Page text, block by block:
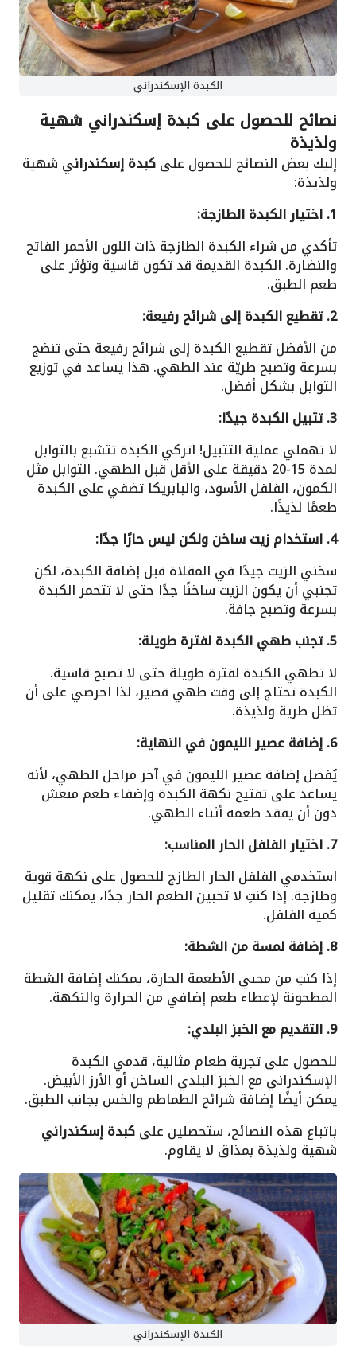
الكبدة الإسكندراني
نصائح للحصول على كبدة إسكندراني شهية
ولذيذة
إليك بعض النصائح للحصول علىكبدة إسكندراني شهية
ولذيذة:
1. اختيار الكبدة الطازجة:
تأكدي من شراء الكبدة الطازجة ذات اللون الأحمر الفاتح
والنضارة. الكبدة القديمة قد تكون قاسية وتؤثر على
طعم الطبق.
2. تقطيع الكبدة إلى شرائح رفيعة:
من الأفضل تقطيع الكبدة إلى شرائح رفيعة حتى تنضج
بسرعة وتصبح طريّة عند الطهي. هذا يساعد في توزيع
التوابل بشكل أفضل.
3. تتبيل الكبدة جيدًا:
لا تهملي عملية التتبيل! اتركي الكبدة تتشبع بالتوابل
لمدة 15-20 دقيقة على الأقل قبل الطهي. التوابل مثل
الكمون، الفلفل الأسود، والبابريكا تضفي على الكبدة
طعمًا لذيذًا.
4. استخدام زيت ساخن ولكن ليس حارًا جدًا:
سخني الزيت جيدًا في المقلاة قبل إضافة الكبدة، لكن
تجنبي أن يكون الزيت ساخنًا جدًا حتى لا تتحمر الكبدة
بسرعة وتصبح جافة.
5. تجنب طهي الكبدة لفترة طويلة:
لا تطهي الكبدة لفترة طويلة حتى لا تصبح قاسية.
الكبدة تحتاج إلى وقت طهي قصير، لذا احرصي على أن
تظل طرية ولذيذة.
6. إضافة عصير الليمون في النهاية:
يُفضل إضافة عصير الليمون في آخر مراحل الطهي، لأنه
يساعد على تفتيح نكهة الكبدة وإضفاء طعم منعش
دون أن يفقد طعمه أثناء الطهي.
7. اختيار الفلفل الحار المناسب:
استخدمي الفلفل الحار الطازج للحصول على نكهة قوية
وطازجة. إذا كنتِ لا تحبين الطعم الحار جدًا، يمكنك تقليل
كمية الفلفل.
8. إضافة لمسة من الشطة:
إذا كنتِ من محبي الأطعمة الحارة، يمكنك إضافة الشطة
المطحونة لإعطاء طعم إضافي من الحرارة والنكهة.
9. التقديم مع الخبز البلدي:
للحصول على تجربة طعام مثالية، قدمي الكبدة
الإسكندراني مع الخبز البلدي الساخن أو الأرز الأبيض.
يمكن أيضًا إضافة شرائح الطماطم والخس بجانب الطبق.
باتباع هذه النصائح، ستحصلين علىكبدة إسكندراني
شهية ولذيذة بمذاق لا يقاوم.
الكبدة الإسكندراني